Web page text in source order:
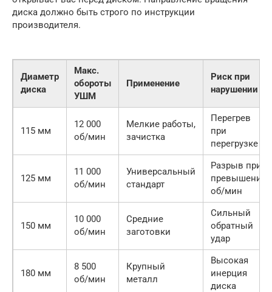
диска должно быть строго по инструкции
производителя.
Диаметр
диска
Макс.
обороты
УШМ
Применение
Риск при
нарушении
115 мм
12 000
об/мин
Мелкие работы,
зачистка
Перегрев
при
перегрузке
125 мм
11 000
об/мин
Универсальный
стандарт
Разрыв при
превышении
об/мин
150 мм
10 000
об/мин
Средние
заготовки
Сильный
обратный
удар
180 мм
8 500
об/мин
Крупный
металл
Высокая
инерция
диска